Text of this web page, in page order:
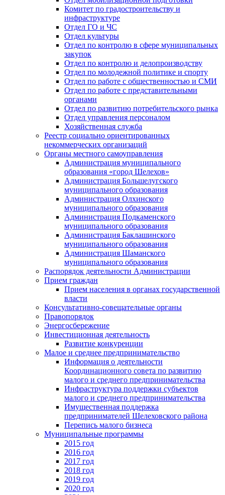
Комитет по градостроительству и
инфраструктуре
Отдел ГО и ЧС
Отдел культуры
Отдел по контролю в сфере муниципальных
закупок
Отдел по контролю и делопроизводству
Отдел по молодежной политике и спорту
Отдел по работе с общественностью и СМИ
Отдел по работе с представительными
органами
Отдел по развитию потребительского рынка
Отдел управления персоналом
Хозяйственная служба
Реестр социально ориентированных
некоммерческих организаций
Органы местного самоуправления
Администрация муниципального
образования «город Шелехов»
Администрация Большелугского
муниципального образования
Администрация Олхинского
муниципального образования
Администрация Подкаменского
муниципального образования
Администрация Баклашинского
муниципального образования
Администрация Шаманского
муниципального образования
Распорядок деятельности Администрации
Прием граждан
Прием населения в органах государственной
власти
Консультативно-совещательные органы
Правопорядок
Энергосбережение
Инвестиционная деятельность
Развитие конкуренции
Малое и среднее предпринимательство
Информация о деятельности
Координационного совета по развитию
малого и среднего предпринимательства
Инфраструктура поддержки субъектов
малого и среднего предпринимательства
Имущественная поддержка
предпринимателей Шелеховского района
Перепись малого бизнеса
Муниципальные программы
2015 год
2016 год
2017 год
2018 год
2019 год
2020 год